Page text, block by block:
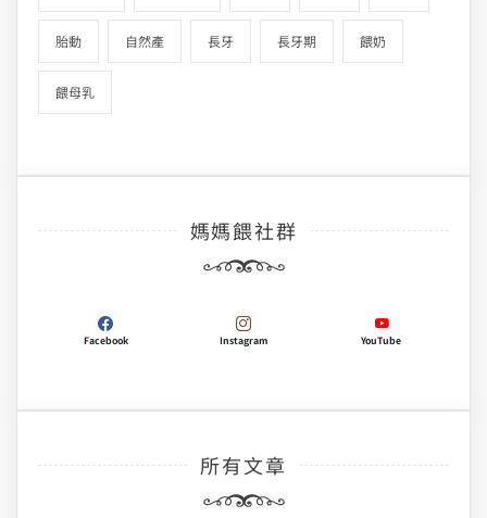
胎動 自然產 長牙 長牙期 餵奶
餵母乳
媽媽餵社群
Facebook Instagram YouTube
所有文章